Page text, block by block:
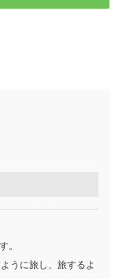
。
うに旅し、旅するよ